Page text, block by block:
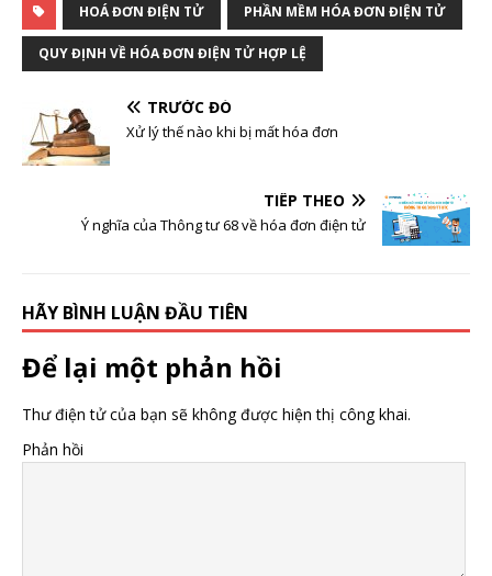
HOÁ ĐƠN ĐIỆN TỬ PHẦN MỀM HÓA ĐƠN ĐIỆN TỬ
QUY ĐỊNH VỀ HÓA ĐƠN ĐIỆN TỬ HỢP LỆ
TRƯỚC ĐÓ
Xử lý thế nào khi bị mất hóa đơn
TIẾP THEO
Ý nghĩa của Thông tư 68 về hóa đơn điện tử
HÃY BÌNH LUẬN ĐẦU TIÊN
Để lại một phản hồi
Thư điện tử của bạn sẽ không được hiện thị công khai.
Phản hồi